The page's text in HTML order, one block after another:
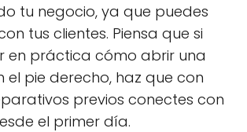
tu negocio, ya que puedes
tus clientes. Piensa que si
en práctica cómo abrir una
pie derecho, haz que con
previos conectes con
el primer día.